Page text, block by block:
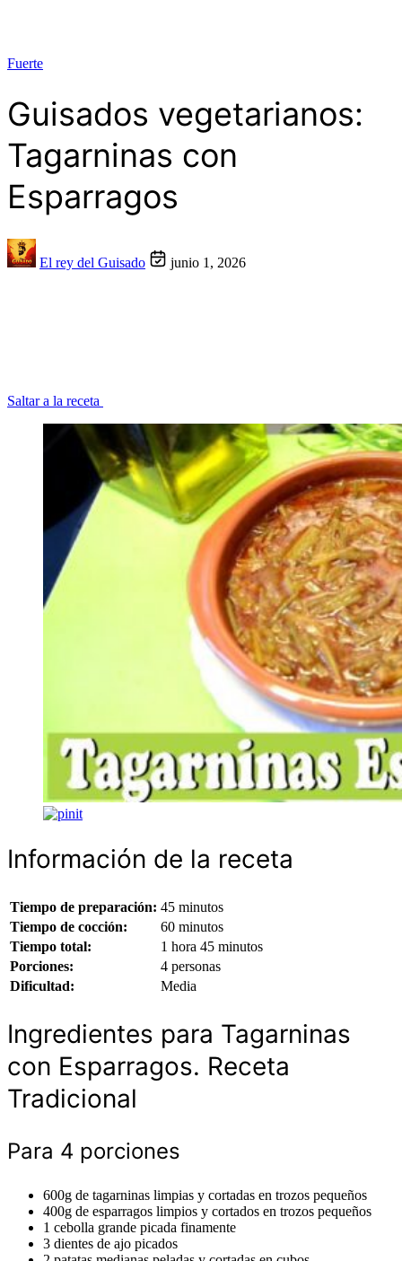
Fuerte
Guisados vegetarianos:
Tagarninas con
Esparragos
El rey del Guisado junio 1, 2026
Saltar a la receta
Información de la receta
Tiempo de preparación: 45 minutos
Tiempo de cocción:
60 minutos
Tiempo total:
1 hora 45 minutos
Porciones:
4 personas
Dificultad:
Media
Ingredientes para Tagarninas
con Esparragos. Receta
Tradicional
Para 4 porciones
600g de tagarninas limpias y cortadas en trozos pequeños
400g de esparragos limpios y cortados en trozos pequeños
1 cebolla grande picada finamente
3 dientes de ajo picados